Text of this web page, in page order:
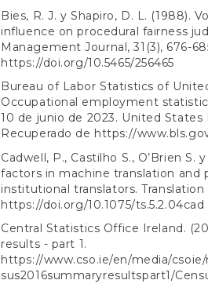
Bies, R. J. y Shapiro, D. L. (1988).
influence on procedural fairness
Management Journal, 31(3), 676-
https://doi.org/10.5465/256465
Bureau of Labor Statistics of
Occupational employment
10 de junio de 2023. United
Recuperado de https://
Cadwell, P., Castilho S., O’Brien S.
factors in machine translation and
institutional translators. Translation
https://doi.org/10.1075/ts.5.2.04cad
Central Statistics Office Ireland.
results - part 1.
https://www.cso.ie/en/media/
sus2016summaryresultspart1/